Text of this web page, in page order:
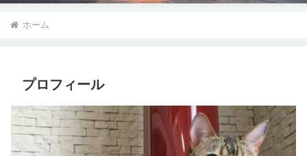
ホーム
プロフィール